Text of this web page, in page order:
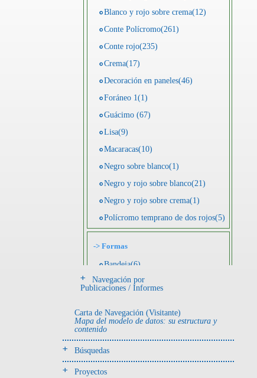
Blanco y rojo sobre crema(12)
Conte Polícromo(261)
Conte rojo(235)
Crema(17)
Decoración en paneles(46)
Foráneo 1(1)
Guácimo (67)
Lisa(9)
Macaracas(10)
Negro sobre blanco(1)
Negro y rojo sobre blanco(21)
Negro y rojo sobre crema(1)
Polícromo temprano de dos rojos(5)
-> Formas
Bandeja(6)
Botella(4)
Efigie antropomorfa(24)
Efigie híbrida(2)
Efigie zoomorfa(56)
Navegación por
Publicaciones / Informes
Carta de Navegación (Visitante)
Mapa del modelo de datos: su estructura y
contenido
Búsquedas
Proyectos